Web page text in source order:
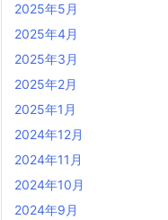
2025年5月
2025年4月
2025年3月
2025年2月
2025年1月
2024年12月
2024年11月
2024年10月
2024年9月